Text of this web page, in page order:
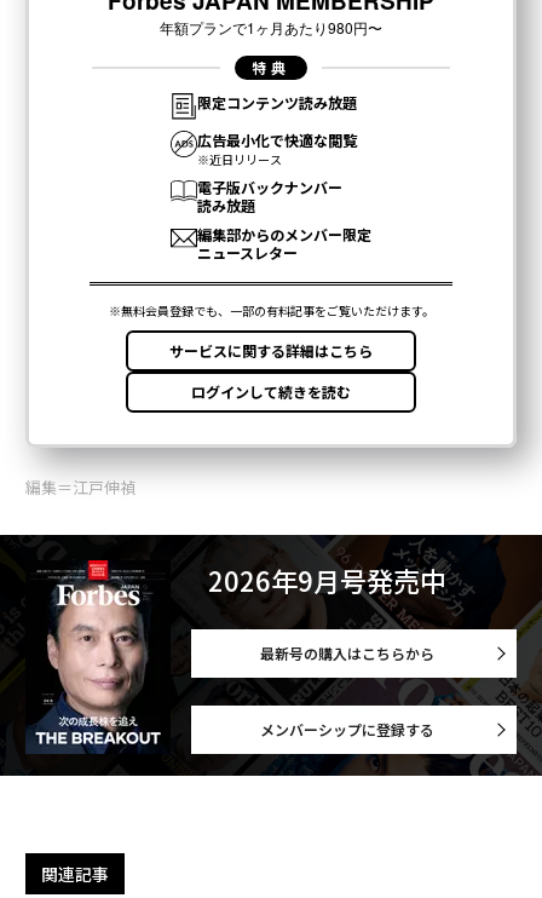
編集＝江戸伸禎
2026年9月号発売中
最新号の購入はこちらから
メンバーシップに登録する
関連記事